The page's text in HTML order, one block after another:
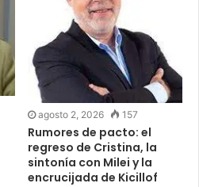
agosto 2, 2026 157
Rumores de pacto: el
regreso de Cristina, la
sintonía con Milei y la
encrucijada de Kicillof